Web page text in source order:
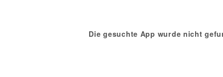
Die gesuchte App wurde nicht